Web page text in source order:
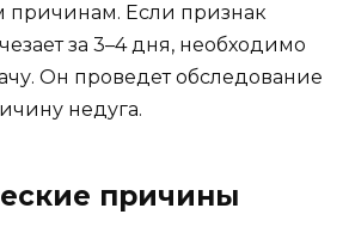
причинам. Если признак
за 3–4 дня, необходимо
Он проведет обследование
недуга.
причины